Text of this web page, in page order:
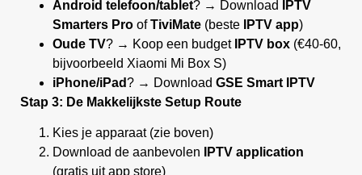
Android telefoon/tablet? → Download
IPTV
Smarters Pro ofTiviMate (beste IPTV app)
Oude TV? → Koop een budget IPTV box (€40-60,
bijvoorbeeld Xiaomi Mi Box S)
iPhone/iPad? → Download GSE Smart IPTV
Stap 3: De Makkelijkste Setup Route
Kies je apparaat (zie boven)
Download de aanbevolen
IPTV application
(gratis uit app store)